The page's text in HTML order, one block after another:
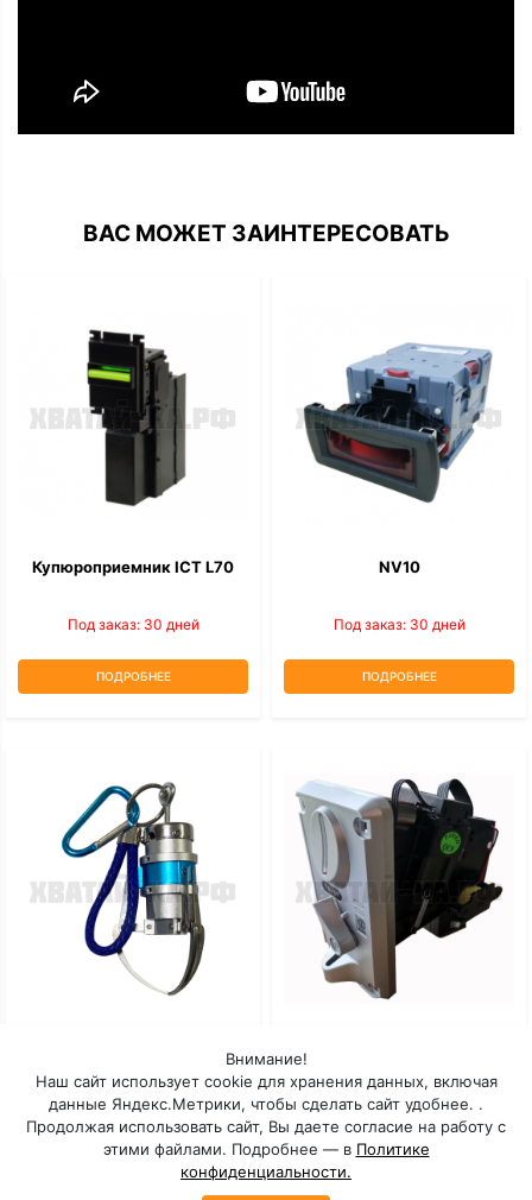
ВАС МОЖЕТ ЗАИНТЕРЕСОВАТЬ
Купюроприемник ICT L70
Под заказ: 30 дней
ПОДРОБНЕЕ
NV10
Под заказ: 30 дней
ПОДРОБНЕЕ
Под заказ: 30 дней Под заказ: 30 дней
Внимание!
Наш сайт использует cookie для хранения данных, включая
данные Яндекс.Метрики, чтобы сделать сайт удобнее. .
Продолжая использовать сайт, Вы даете согласие на работу с
этими файлами. Подробнее — в Политике
конфиденциальности.